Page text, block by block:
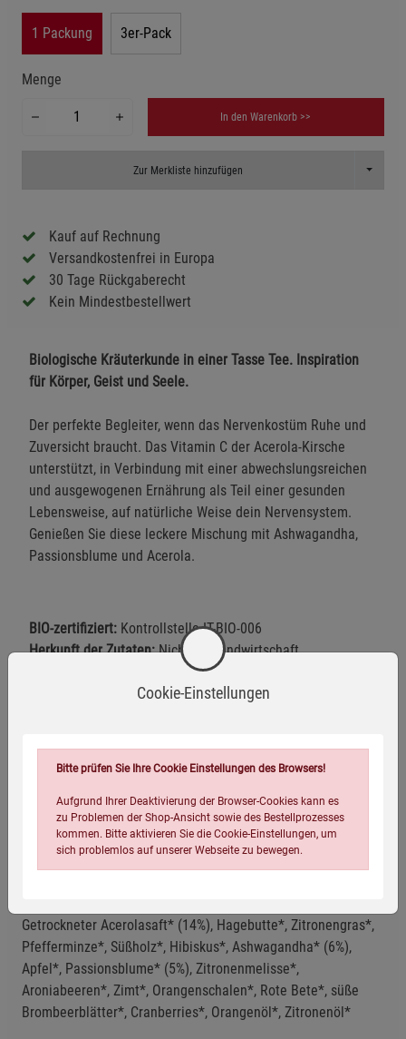
1 Packung 3er-Pack
Menge
In den Warenkorb >>
Zur Merkliste hinzufügen Toggle
Kauf auf Rechnung
Versandkostenfrei in Europa
30 Tage Rückgaberecht
Kein Mindestbestellwert
Biologische Kräuterkunde in einer Tasse Tee. Inspiration
für Körper, Geist und Seele.
Der perfekte Begleiter, wenn das Nervenkostüm Ruhe und
Zuversicht braucht. Das Vitamin C der Acerola-Kirsche
unterstützt, in Verbindung mit einer abwechslungsreichen
und ausgewogenen Ernährung als Teil einer gesunden
Lebensweise, auf natürliche Weise dein Nervensystem.
Genießen Sie diese leckere Mischung mit Ashwagandha,
Passionsblume und Acerola.
BIO-zertifiziert: Kontrollstelle IT-BIO-006
Herkunft der Zutaten:Nicht-EU-Landwirtschaft
Herstellerinformationen
Bio-zertifiziert Vegan
Getrockneter Acerolasaft* (14%), Hagebutte*, Zitronengras*,
Pfefferminze*, Süßholz*, Hibiskus*, Ashwagandha* (6%),
Apfel*, Passionsblume* (5%), Zitronenmelisse*,
Aroniabeeren*, Zimt*, Orangenschalen*, Rote Bete*, süße
Brombeerblätter*, Cranberries*, Orangenöl*, Zitronenöl*
Cookie-Einstellungen
Bitte prüfen Sie Ihre Cookie Einstellungen des Browsers!
Aufgrund Ihrer Deaktivierung der Browser-Cookies kann es
zu Problemen der Shop-Ansicht sowie des Bestellprozesses
kommen. Bitte aktivieren Sie die Cookie-Einstellungen, um
sich problemlos auf unserer Webseite zu bewegen.
Einstellungen speichern für die GruppeEinstellungen speichern für die Gruppe